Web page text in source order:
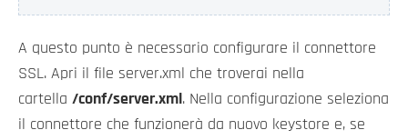
A questo punto è necessario configurare il connettore
SSL. Apri il file server.xml che troverai nella
cartella /conf/server.xml . Nella configurazione seleziona
il connettore che funzionerà da nuovo keystore e, se